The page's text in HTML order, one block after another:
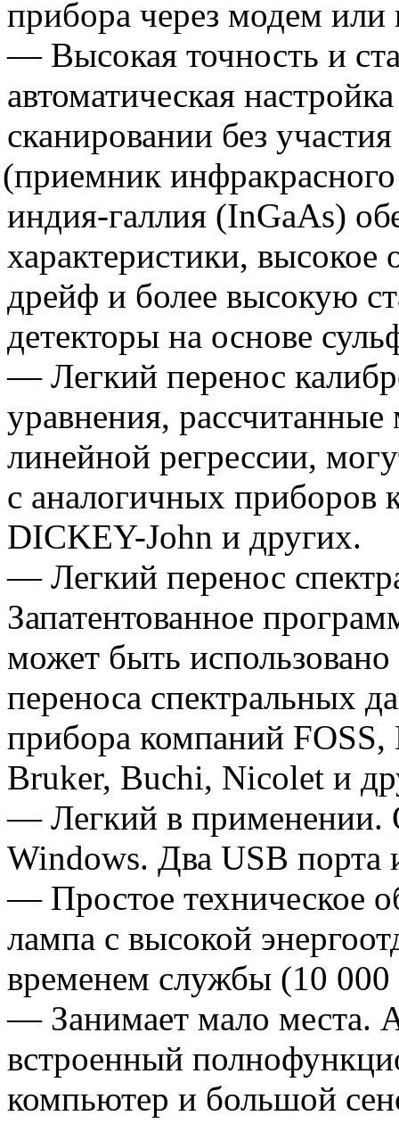
прибора через модем или
— Высокая точность и
автоматическая
сканировании без
(приемник
индия-галлия (InGaAs)
характеристики,
дрейф и более высокую
детекторы на основе
— Легкий перенос
уравнения,
линейной регрессии,
с аналогичных приборов
DICKEY-John и других.
— Легкий перенос
Запатентованное
может быть
переноса спектральных
прибора компаний
Bruker, Buchi, Nicolet и
— Легкий в применении.
Windows. Два USB порта
— Простое техническое
лампа с высокой
временем службы (10 000
— Занимает мало места.
встроенный
компьютер и большой